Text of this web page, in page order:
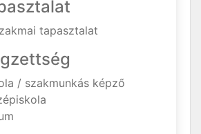
tapasztalat
/ szakmunkás képző